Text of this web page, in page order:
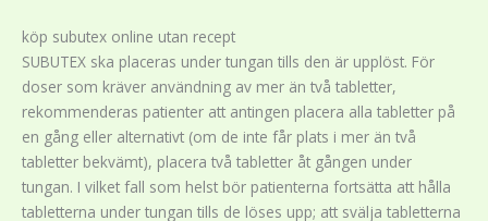
köp subutex online utan recept
SUBUTEX ska placeras under tungan tills den är upplöst. För
doser som kräver användning av mer än två tabletter,
rekommenderas patienter att antingen placera alla tabletter på
en gång eller alternativt (om de inte får plats i mer än två
tabletter bekvämt), placera två tabletter åt gången under
tungan. I vilket fall som helst bör patienterna fortsätta att hålla
tabletterna under tungan tills de löses upp; att svälja tabletterna